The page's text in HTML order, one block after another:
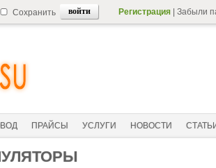
Сохранить Регистрация Забыли
ПРАЙСЫ УСЛУГИ НОВОСТИ